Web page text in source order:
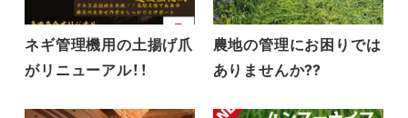
ネギ管理機用の土揚げ爪
がリニューアル！！
農地の管理にお困りでは
ありませんか⁇